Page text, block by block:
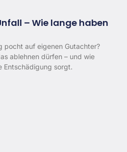
– Wie lange haben
pocht auf eigenen Gutachter?
ablehnen dürfen – und wie
Entschädigung sorgt.